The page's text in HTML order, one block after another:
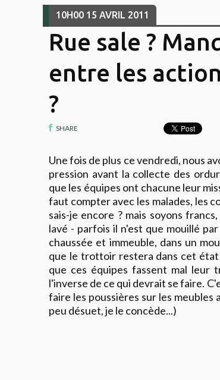
10H00 15 AVRIL 2011
Rue sale ?
entre les
?
SHARE
Une fois de plus ce vendredi, nous
pression avant la collecte des
que les équipes ont chacune leur
faut compter avec les malades, les
sais-je encore ? mais soyons
lavé - parfois il n'est que mouillé
chaussée et immeuble, dans un
que le trottoir restera dans cet état
que ces équipes fassent mal leur
l'inverse de ce qui devrait se faire.
faire les poussières sur les meubles
peu désuet, je le concède...)